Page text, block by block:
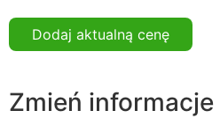
Dodaj aktualną cenę
Zmień informacje